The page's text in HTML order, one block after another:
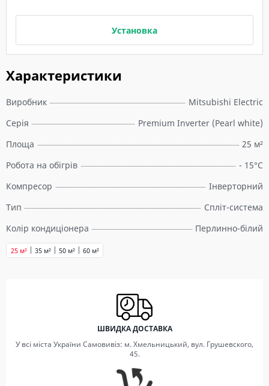
Характеристики
Виробник
Mitsubishi Electric
Серія
Premium Inverter (Pearl white)
Площа
25 м²
Робота на обігрів
- 15°C
Компресор
Інверторний
Тип
Спліт-система
Колір кондиціонера
Перлинно-білий
25 м² 35 м² 50 м² 60 м²
Установка
ШВИДКА ДОСТАВКА
У всі міста України Самовивіз: м. Хмельницький, вул. Грушевского,
45.